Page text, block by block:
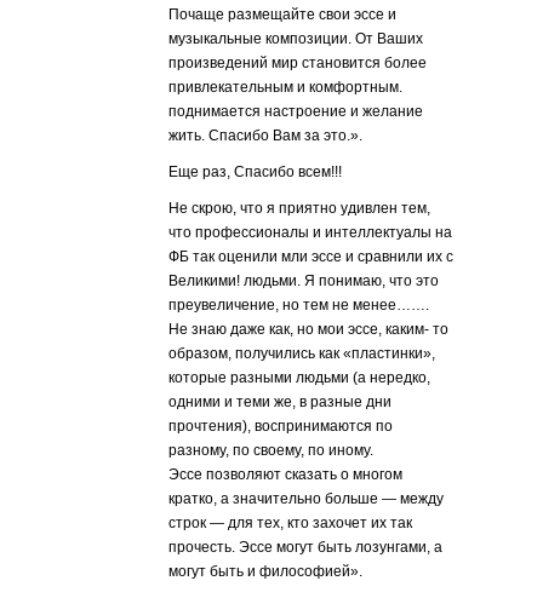
Почаще размещайте свои эссе и
музыкальные композиции. От Ваших
произведений мир становится более
привлекательным и комфортным.
поднимается настроение и желание
жить. Спасибо Вам за это.».
Eще раз, Спасибо всем!!!
Не скрою, что я приятно удивлен тем,
что профессионалы и интеллектуалы на
ФБ так оценили мли эссе и сравнили их с
Великими! людьми. Я понимаю, что это
преувеличение, но тем не менее…….
Не знаю даже как, но мои эссе, каким- то
образом, получились как «пластинки»,
которые разными людьми (а нередко,
одними и теми же, в разные дни
прочтения), воспринимаются по
разному, по своему, по иному.
Эссе позволяют сказать о многом
кратко, а значительно больше — между
строк — для тех, кто захочет их так
прочесть. Эссе могут быть лозунгами, а
могут быть и философией».